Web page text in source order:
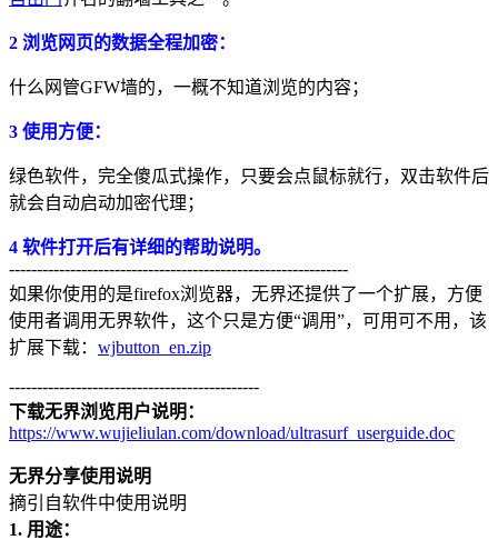
2 浏览网页的数据全程加密：
什么网管GFW墙的，一概不知道浏览的内容；
3 使用方便：
绿色软件，完全傻瓜式操作，只要会点鼠标就行，双击软件后
就会自动启动加密代理；
4 软件打开后有详细的帮助说明。
-------------------------------------------------------------
如果你使用的是firefox浏览器，无界还提供了一个扩展，方便
使用者调用无界软件，这个只是方便“调用”，可用可不用，该
扩展下载： wjbutton_en.zip
---------------------------------------------
下载无界浏览用户说明：
https://www.wujieliulan.com/download/ultrasurf_userguide.doc
无界分享使用说明
摘引自软件中使用说明
1. 用途：